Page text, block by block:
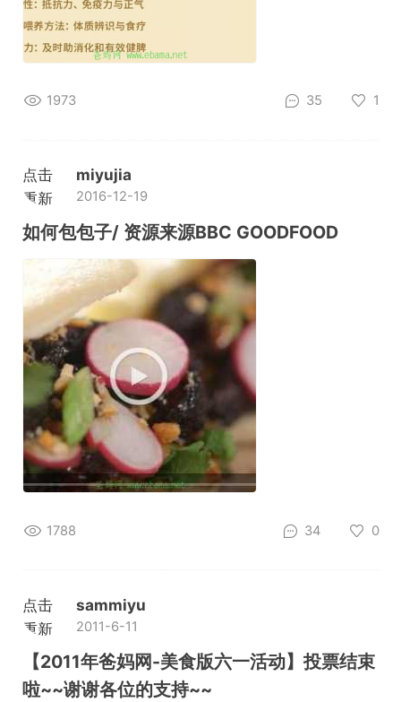
1973 35 1
点击
重新
加载
miyujia
2016-12-19
如何包包子/ 资源来源BBC GOODFOOD
1788 34 0
点击
重新
加载
sammiyu
2011-6-11
【2011年爸妈网-美食版六一活动】投票结束
啦~~谢谢各位的支持~~